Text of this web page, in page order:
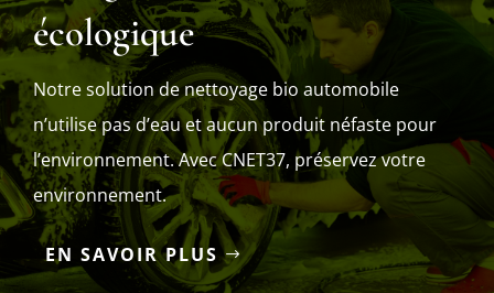
écologique
Notre solution de nettoyage bio automobile
n’utilise pas d’eau et aucun produit néfaste pour
l’environnement. Avec CNET37, préservez votre
environnement.
EN SAVOIR PLUS